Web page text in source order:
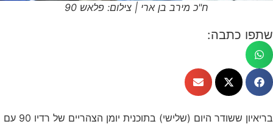
ח"כ מירב בן ארי | צילום: פלאש 90
שתפו כתבה:
בריאיון ששודר היום (שלישי) בתוכנית יומן הצהריים של רדיו 90 עם